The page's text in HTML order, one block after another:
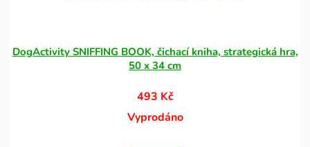
DogActivity SNIFFING BOOK, čichací kniha, strategická hra,
50 x 34 cm
493 Kč
Vyprodáno